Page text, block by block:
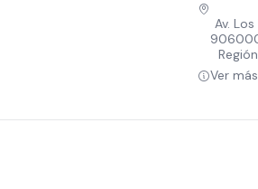
Av.
Ver